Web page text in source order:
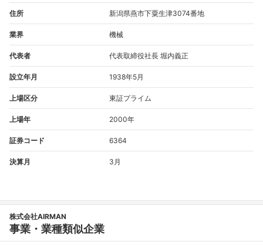
住所 新潟県燕市下粟生津3074番地
業界 機械
代表者 代表取締役社長 堀内義正
設立年月 1938年5月
上場区分 東証プライム
上場年 2000年
証券コード 6364
決算月 3月
株式会社AIRMAN
事業・業種類似企業